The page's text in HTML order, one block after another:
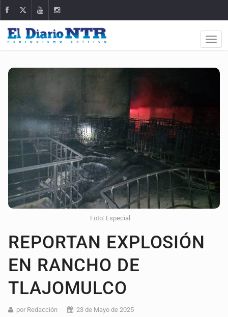
Foto: Especial
REPORTAN EXPLOSIÓN
EN RANCHO DE
TLAJOMULCO
por Redacción 23 de Mayo de 2025